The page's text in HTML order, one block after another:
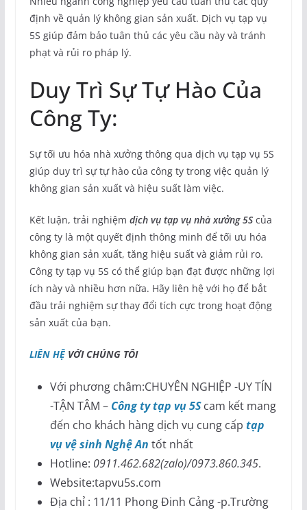
định về quản lý không gian sản xuất. Dịch vụ tạp vụ
5S giúp đảm bảo tuân thủ các yêu cầu này và tránh
phạt và rủi ro pháp lý.
Duy Trì Sự Tự Hào Của
Công Ty:
Sự tối ưu hóa nhà xưởng thông qua dịch vụ tạp vụ 5S
giúp duy trì sự tự hào của công ty trong việc quản lý
không gian sản xuất và hiệu suất làm việc.
Kết luận, trải nghiệm dịch vụ tạp vụ nhà xưởng 5Scủa
công ty là một quyết định thông minh để tối ưu hóa
không gian sản xuất, tăng hiệu suất và giảm rủi ro.
Công ty tạp vụ 5S có thể giúp bạn đạt được những lợi
ích này và nhiều hơn nữa. Hãy liên hệ với họ để bắt
đầu trải nghiệm sự thay đổi tích cực trong hoạt động
sản xuất của bạn.
LIÊN HỆVỚI CHÚNG TÔI
Với phương châm:CHUYÊN NGHIỆP -UY TÍN
-TẬN TÂM – Công ty tạp vụ 5Scam kết mang
đến cho khách hàng dịch vụ cung cấp tạp
vụ vệ sinh Nghệ An tốt nhất
Hotline: 0911.462.682(zalo)/0973.860.345.
Website:tapvu5s.com
Địa chỉ : 11/11 Phong Đinh Cảng -p.Trường